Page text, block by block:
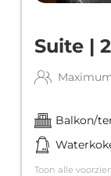
Suite |
Balkon/
Toon alle